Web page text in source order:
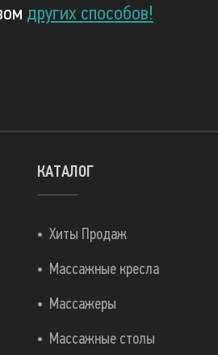
других способов!
КАТАЛОГ
Хиты Продаж
Массажные кресла
Массажеры
Массажные столы